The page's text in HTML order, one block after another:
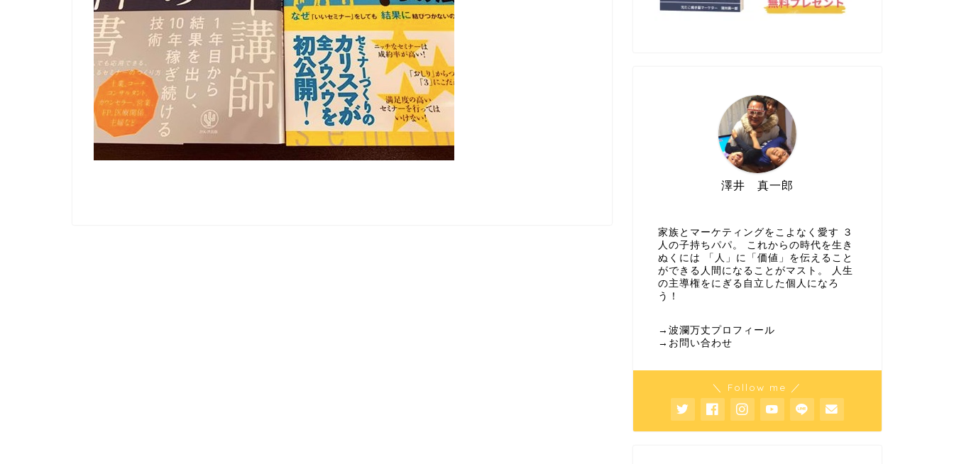
澤井 真一郎
家族とマーケティングをこよなく愛す ３
人の子持ちパパ。 これからの時代を生き
ぬくには 「人」に「価値」を伝えること
ができる人間になることがマスト。 人生
の主導権をにぎる自立した個人になろ
う！
→波瀾万丈プロフィール
→お問い合わせ
＼ Follow me ／